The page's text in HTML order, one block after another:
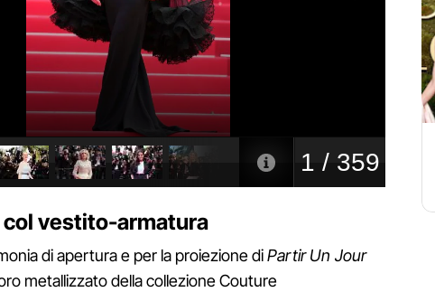
col vestito-armatura
di apertura e per la proiezione diPartir Un Jour
metallizzato della collezione Couture